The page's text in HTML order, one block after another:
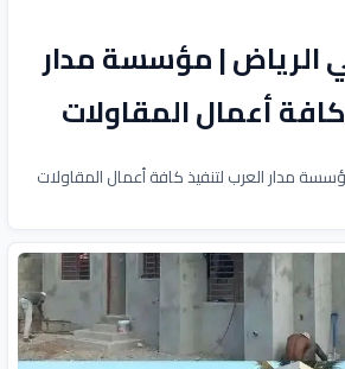
الرياض | مؤسسة مدار
أعمال المقاولات
مدار العرب لتنفيذ كافة أعمال المقاولات